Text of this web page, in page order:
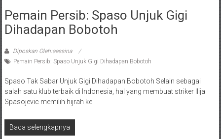
Pemain Persib: Spaso Unjuk Gigi
Dihadapan Bobotoh
Diposkan Oleh:aessina
Pemain Persib: Spaso Unjuk Gigi Dihadapan Bobotoh
Spaso Tak Sabar Unjuk Gigi Dihadapan Bobotoh Selain sebagai
salah satu klub terbaik di Indonesia, hal yang membuat striker Ilija
Spasojevic memilih hijrah ke
Baca selengkapnya